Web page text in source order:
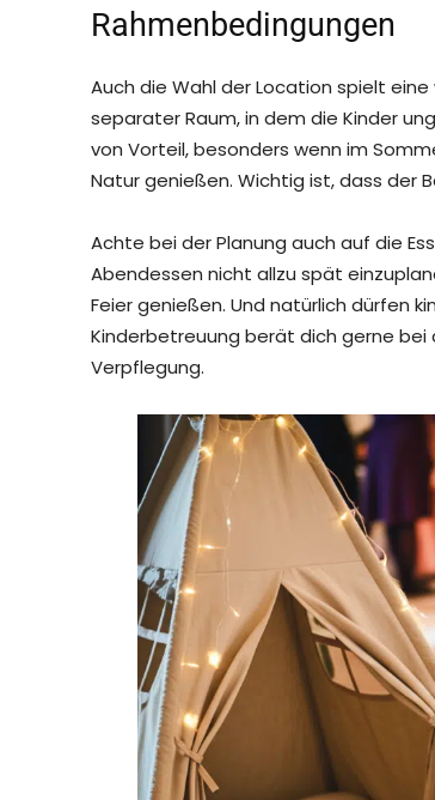
Rahmenbedingungen
Auch die Wahl der Location spielt
separater Raum, in dem die Kinder
von Vorteil, besonders wenn im
Natur genießen. Wichtig ist, dass der
Achte bei der Planung auch auf die
Abendessen nicht allzu spät
Feier genießen. Und natürlich dürfen
Kinderbetreuung berät dich gerne
Verpflegung.